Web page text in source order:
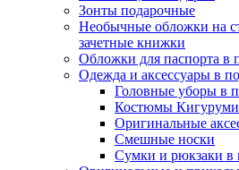
Зонты подарочные
Необычные обложки на
зачетные книжки
Обложки для паспорта в
Одежда и аксессуары в
Головные уборы в
Костюмы Кигуруми
Оригинальные
Смешные носки
Сумки и рюкзаки в